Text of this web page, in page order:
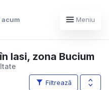
acum Meniu
Iasi, zona Bucium
Filtrează